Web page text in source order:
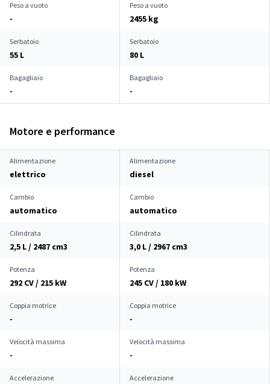
Peso a vuoto
-
Peso a vuoto
2455 kg
Serbatoio
55 L
Serbatoio
80 L
Bagagliaio
-
Bagagliaio
-
Motore e performance
Alimentazione
elettrico
Alimentazione
diesel
Cambio
automatico
Cambio
automatico
Cilindrata
2,5 L / 2487 cm3
Cilindrata
3,0 L / 2967 cm3
Potenza
292 CV / 215 kW
Potenza
245 CV / 180 kW
Coppia motrice
-
Coppia motrice
-
Velocità massima
-
Velocità massima
-
Accelerazione Accelerazione